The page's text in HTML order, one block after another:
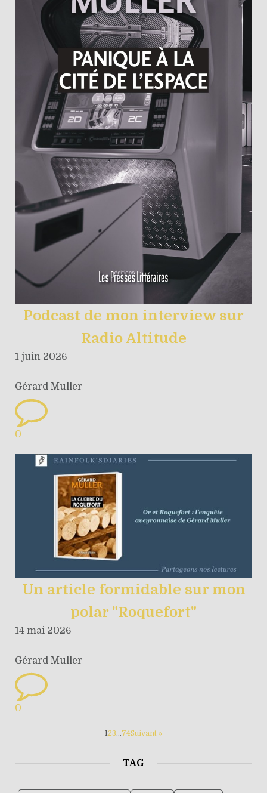
Podcast de mon interview sur
Radio Altitude
1 juin 2026
Gérard Muller
0
Un article formidable sur mon
polar "Roquefort"
14 mai 2026
Gérard Muller
0
1 23…74Suivant »
TAG